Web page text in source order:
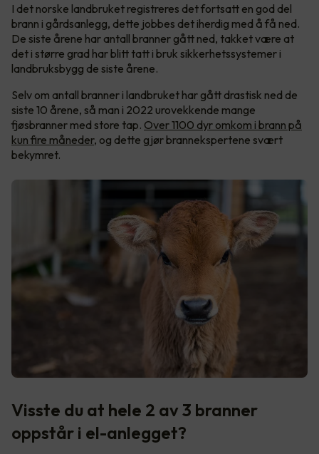
I det norske landbruket registreres det fortsatt en god del
brann i gårdsanlegg, dette jobbes det iherdig med å få ned.
De siste årene har antall branner gått ned, takket være at
det i større grad har blitt tatt i bruk sikkerhetssystemer i
landbruksbygg de siste årene.
Selv om antall branner i landbruket har gått drastisk ned de
siste 10 årene, så man i 2022 urovekkende mange
fjøsbranner med store tap. Over 1100 dyr omkom i brann på
kun fire måneder, og dette gjør brannekspertene svært
bekymret.
Visste du at hele 2 av 3 branner
oppstår i el-anlegget?